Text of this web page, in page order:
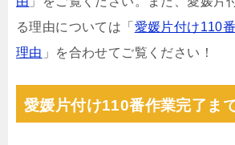
る理由については「 愛媛片付け110
理由 」を合わせてご覧ください！
愛媛片付け110番作業完了ま